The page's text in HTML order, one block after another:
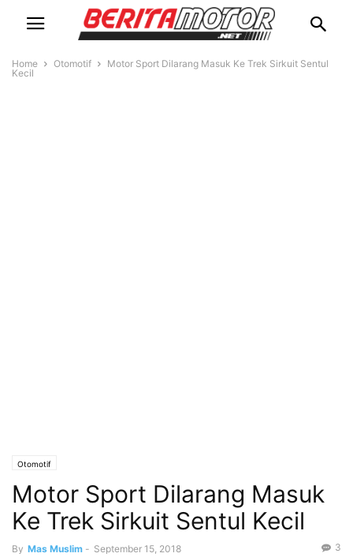
Home Otomotif
Motor Sport Dilarang Masuk Ke Trek Sirkuit Sentul
Kecil
Otomotif
Motor Sport Dilarang Masuk
Ke Trek Sirkuit Sentul Kecil
By Mas Muslim - September 15, 2018 3